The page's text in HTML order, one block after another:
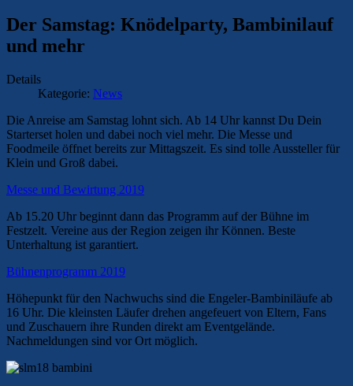
Der Samstag: Knödelparty, Bambinilauf
und mehr
Details
Kategorie: News
Die Anreise am Samstag lohnt sich. Ab 14 Uhr kannst Du Dein
Starterset holen und dabei noch viel mehr. Die Messe und
Foodmeile öffnet bereits zur Mittagszeit. Es sind tolle Aussteller für
Klein und Groß dabei.
Messe und Bewirtung 2019
Ab 15.20 Uhr beginnt dann das Programm auf der Bühne im
Festzelt. Vereine aus der Region zeigen ihr Können. Beste
Unterhaltung ist garantiert.
Bühnenprogramm 2019
Höhepunkt für den Nachwuchs sind die Engeler-Bambiniläufe ab
16 Uhr. Die kleinsten Läufer drehen angefeuert von Eltern, Fans
und Zuschauern ihre Runden direkt am Eventgelände.
Nachmeldungen sind vor Ort möglich.